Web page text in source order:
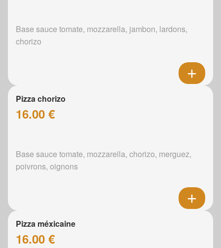
Base sauce tomate, mozzarella, jambon, lardons,
chorizo
Pizza chorizo
16.00 €
Base sauce tomate, mozzarella, chorizo, merguez,
poivrons, oignons
Pizza méxicaine
16.00 €